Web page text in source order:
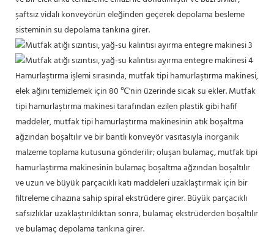
şaftsız vidalı konveyörün eleğinden geçerek depolama besleme
sisteminin su depolama tankına girer.
Hamurlaştırma işlemi sırasında, mutfak tipi hamurlaştırma makinesi,
elek ağını temizlemek için 80 ℃'nin üzerinde sıcak su ekler. Mutfak
tipi hamurlaştırma makinesi tarafından ezilen plastik gibi hafif
maddeler, mutfak tipi hamurlaştırma makinesinin atık boşaltma
ağzından boşaltılır ve bir bantlı konveyör vasıtasıyla inorganik
malzeme toplama kutusuna gönderilir; oluşan bulamaç, mutfak tipi
hamurlaştırma makinesinin bulamaç boşaltma ağzından boşaltılır
ve uzun ve büyük parçacıklı katı maddeleri uzaklaştırmak için bir
filtreleme cihazına sahip spiral ekstrüdere girer. Büyük parçacıklı
safsızlıklar uzaklaştırıldıktan sonra, bulamaç ekstrüderden boşaltılır
ve bulamaç depolama tankına girer.